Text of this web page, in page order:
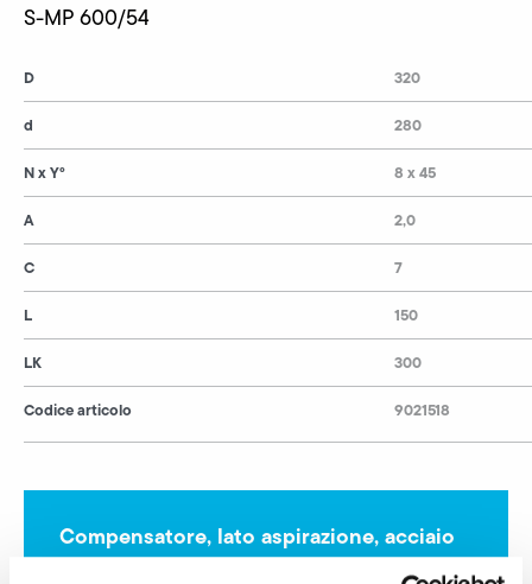
S-MP 600/54
D
d
N x Y°
A
C
L
LK
Codice articolo
320
280
8 x 45
2,0
7
150
300
9021518
Compensatore, lato aspirazione, acciaio
inossidabile saldato richiedi